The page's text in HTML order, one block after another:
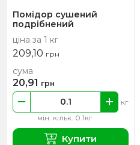
Помідор сушений
подрібнений
ціна за 1 кг
209,10 грн
мін. кільк. 0.1кг
кг
сума
20,91 грн
Купити